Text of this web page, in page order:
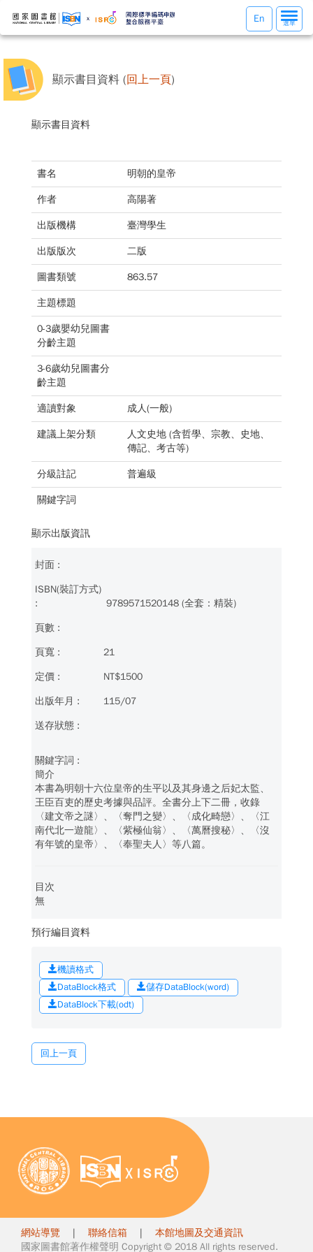
選
單
選單
En
顯示書目資料 (回上一頁)
顯示書目資料
書名 明朝的皇帝
作者 高陽著
出版機構 臺灣學生
出版版次 二版
圖書類號 863.57
主題標題
0-3歲嬰幼兒圖書
分齡主題
3-6歲幼兒圖書分
齡主題
適讀對象 成人(一般)
建議上架分類
人文史地 (含哲學、宗教、史地、
傳記、考古等)
分級註記 普遍級
關鍵字詞
顯示出版資訊
9789571520148 (全套：精裝)
21
NT$1500
115/07
簡介
本書為明朝十六位皇帝的生平以及其身邊之后妃太監、
王臣百吏的歷史考據與品評。全書分上下二冊，收錄
〈建文帝之謎〉、〈奪門之變〉、〈成化畸戀〉、〈江
南代北一遊龍〉、〈紫極仙翁〉、〈萬曆搜秘〉、〈沒
有年號的皇帝〉、〈奉聖夫人〉等八篇。
目次
無
預行編目資料
機讀格式
DataBlock格式
儲存DataBlock(word)
DataBlock下載(odt)
回上一頁
網站導覽 | 聯絡信箱 | 本館地圖及交通資訊
國家圖書館著作權聲明 Copyright © 2018 All rights reserved.